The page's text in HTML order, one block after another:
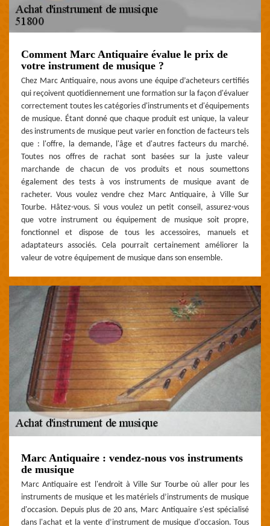
Comment Marc Antiquaire évalue le prix de
votre instrument de musique ?
Chez Marc Antiquaire, nous avons une équipe d’acheteurs certifiés
qui reçoivent quotidiennement une formation sur la façon d'évaluer
correctement toutes les catégories d'instruments et d'équipements
de musique. Étant donné que chaque produit est unique, la valeur
des instruments de musique peut varier en fonction de facteurs tels
que : l'offre, la demande, l'âge et d'autres facteurs du marché.
Toutes nos offres de rachat sont basées sur la juste valeur
marchande de chacun de vos produits et nous soumettons
également des tests à vos instruments de musique avant de
racheter. Vous voulez vendre chez Marc Antiquaire, à Ville Sur
Tourbe. Hâtez-vous. Si vous voulez un petit conseil, assurez-vous
que votre instrument ou équipement de musique soit propre,
fonctionnel et dispose de tous les accessoires, manuels et
adaptateurs associés. Cela pourrait certainement améliorer la
valeur de votre équipement de musique dans son ensemble.
Marc Antiquaire : vendez-nous vos instruments
de musique
Marc Antiquaire est l'endroit à Ville Sur Tourbe où aller pour les
instruments de musique et les matériels d’instruments de musique
d'occasion. Depuis plus de 20 ans, Marc Antiquaire s'est spécialisé
dans l'achat et la vente d’instrument de musique d'occasion. Tous